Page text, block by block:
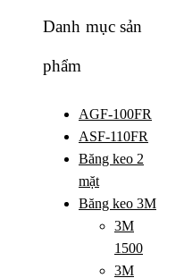
Danh mục sản
phẩm
AGF-100FR
ASF-110FR
Băng keo 2
mặt
Băng keo 3M
3M
1500
3M